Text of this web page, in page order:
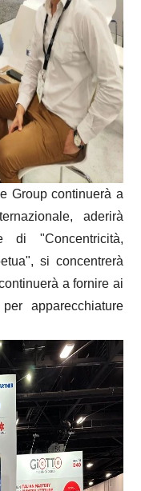
Group continuerà a
aderirà
di "Concentricità,
si concentrerà
a fornire ai
apparecchiature